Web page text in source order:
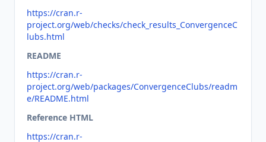
https://cran.r-
project.org/web/checks/check_results_ConvergenceC
lubs.html
README
https://cran.r-
project.org/web/packages/ConvergenceClubs/readm
e/README.html
Reference HTML
https://cran.r-